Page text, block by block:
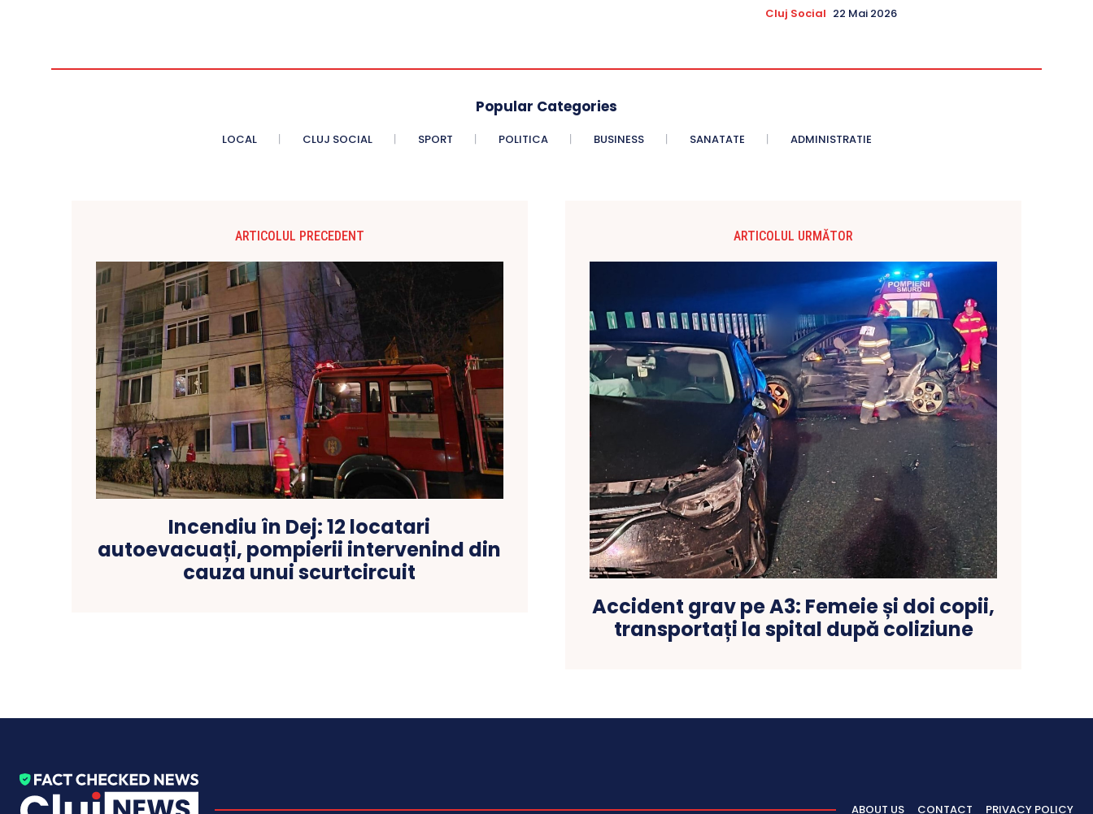
Cluj Social 22 Mai 2026
Popular Categories
LOCAL CLUJ SOCIAL SPORT POLITICA BUSINESS SANATATE ADMINISTRATIE
ARTICOLUL PRECEDENT
Incendiu în Dej: 12 locatari
autoevacuați, pompierii intervenind din
cauza unui scurtcircuit
ARTICOLUL URMĂTOR
Accident grav pe A3: Femeie și doi copii,
transportați la spital după coliziune
ABOUT US CONTACT PRIVACY POLICY